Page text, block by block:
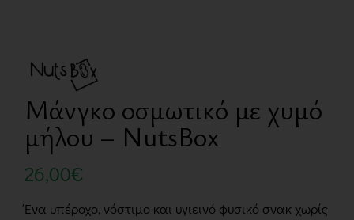
Μάνγκο οσμωτικό με χυμό
μήλου – NutsBox
26,00€
Ένα υπέροχο, νόστιμο και υγιεινό φυσικό σνακ χωρίς